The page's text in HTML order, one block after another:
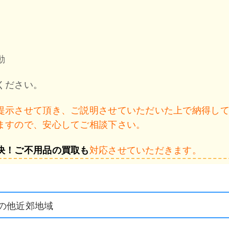
さい。
させて頂き、ご説明させていただいた上で納得し
ので、安心してご相談下さい。
！ご不用品の買取も対応させていただきます。
他近郊地域